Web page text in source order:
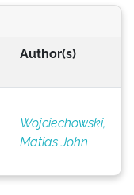
Author(s)
Wojciechowski,
Matias John